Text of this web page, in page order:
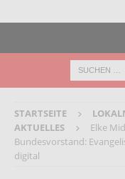
STARTSEITE
AKTUELLES
Elke
Bundesvorstand:
digital